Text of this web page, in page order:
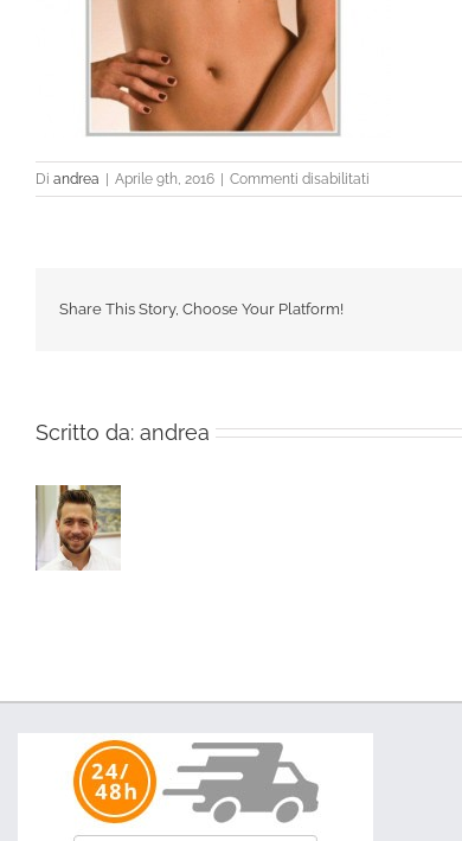
Di andrea | Aprile 9th, 2016 | Commenti disabilitati
2031_nero
Share This Story, Choose Your Platform!
Scritto da: andrea